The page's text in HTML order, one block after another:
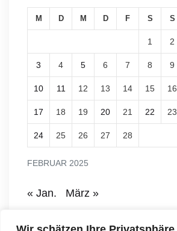
FEBRUAR 2025
M D M D F S S
1 2
3 4 5 6 7 8 9
10 11 12 13 14 15 16
17 18 19 20 21 22 23
24 25 26 27 28
« Jan. März »